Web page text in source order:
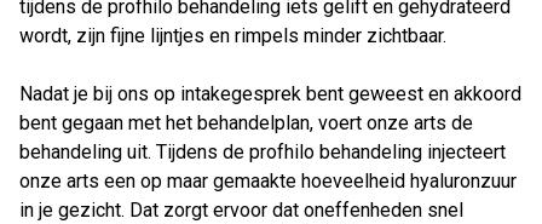
tijdens de profhilo behandeling iets gelift en gehydrateerd
wordt, zijn fijne lijntjes en rimpels minder zichtbaar.
Nadat je bij ons op intakegesprek bent geweest en akkoord
bent gegaan met het behandelplan, voert onze arts de
behandeling uit. Tijdens de profhilo behandeling injecteert
onze arts een op maar gemaakte hoeveelheid hyaluronzuur
in je gezicht. Dat zorgt ervoor dat oneffenheden snel